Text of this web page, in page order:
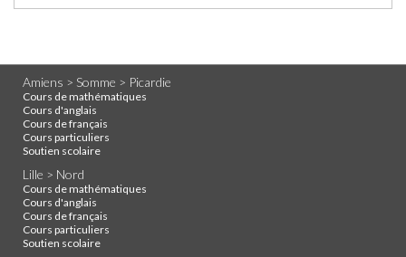
Amiens > Somme > Picardie
Cours de mathématiques
Cours d'anglais
Cours de français
Cours particuliers
Soutien scolaire
Lille > Nord
Cours de mathématiques
Cours d'anglais
Cours de français
Cours particuliers
Soutien scolaire